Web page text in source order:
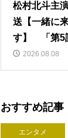
松村北斗主
送【一緒に
す】 「第5
2026.08.08
おすすめ記事
エンタメ